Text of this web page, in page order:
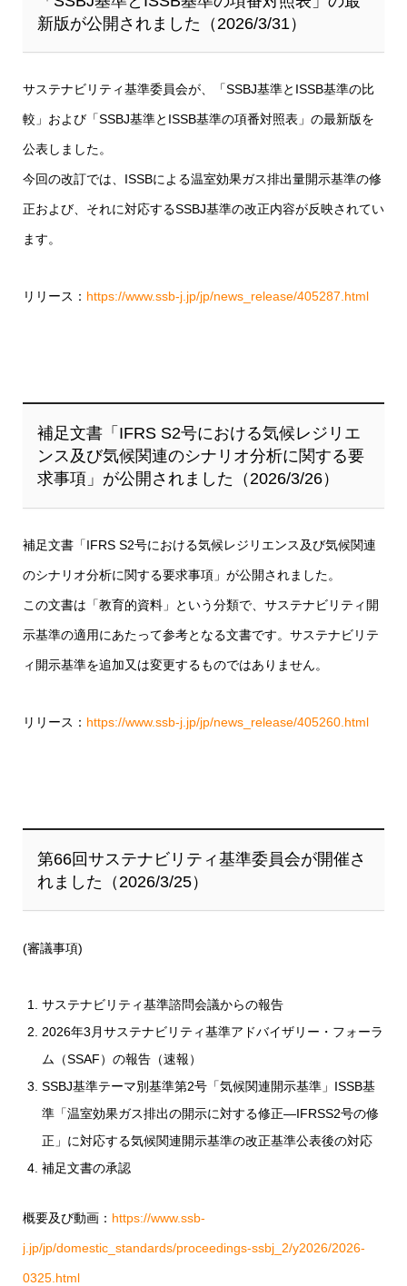
新版が公開されました（2026/3/31）
サステナビリティ基準委員会が、「SSBJ基準とISSB基準の比
較」および「SSBJ基準とISSB基準の項番対照表」の最新版を
公表しました。
今回の改訂では、ISSBによる温室効果ガス排出量開示基準の修
正および、それに対応するSSBJ基準の改正内容が反映されてい
ます。
リリース： https://www.ssb-j.jp/jp/news_release/405287.html
補足文書「IFRS S2号における気候レジリエ
ンス及び気候関連のシナリオ分析に関する要
求事項」が公開されました（2026/3/26）
補足文書「IFRS S2号における気候レジリエンス及び気候関連
のシナリオ分析に関する要求事項」が公開されました。
この文書は「教育的資料」という分類で、サステナビリティ開
示基準の適用にあたって参考となる文書です。サステナビリテ
ィ開示基準を追加又は変更するものではありません。
リリース： https://www.ssb-j.jp/jp/news_release/405260.html
第66回サステナビリティ基準委員会が開催さ
れました（2026/3/25）
(審議事項)
サステナビリティ基準諮問会議からの報告
2026年3月サステナビリティ基準アドバイザリー・フォーラ
ム（SSAF）の報告（速報）
SSBJ基準テーマ別基準第2号「気候関連開示基準」ISSB基
準「温室効果ガス排出の開示に対する修正―IFRSS2号の修
正」に対応する気候関連開示基準の改正基準公表後の対応
補足文書の承認
概要及び動画： https://www.ssb-
j.jp/jp/domestic_standards/proceedings-ssbj_2/y2026/2026-
0325.html